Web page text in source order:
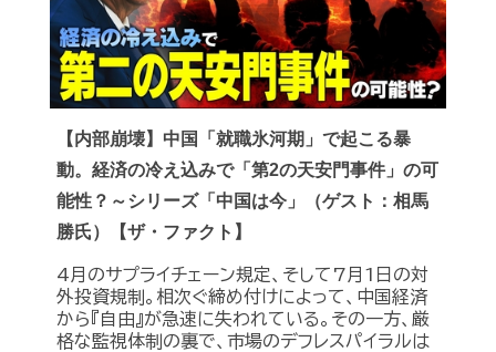
【内部崩壊】中国「就職氷河期」で起こる暴
動。経済の冷え込みで「第2の天安門事件」の可
能性？～シリーズ「中国は今」（ゲスト：相馬
勝氏）【ザ・ファクト】
4月のサプライチェーン規定、そして7月1日の対
外投資規制。相次ぐ締め付けによって、中国経済
から『自由』が急速に失われている。その一方、厳
格な監視体制の裏で、市場のデフレスパイラルは